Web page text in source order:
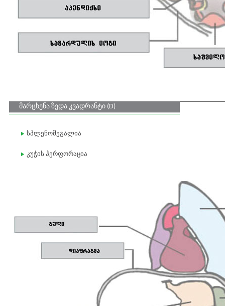
მარცხენა ზედა კვადრანტი (D)
სპლენომეგალია
კუჭის პერფორაცია